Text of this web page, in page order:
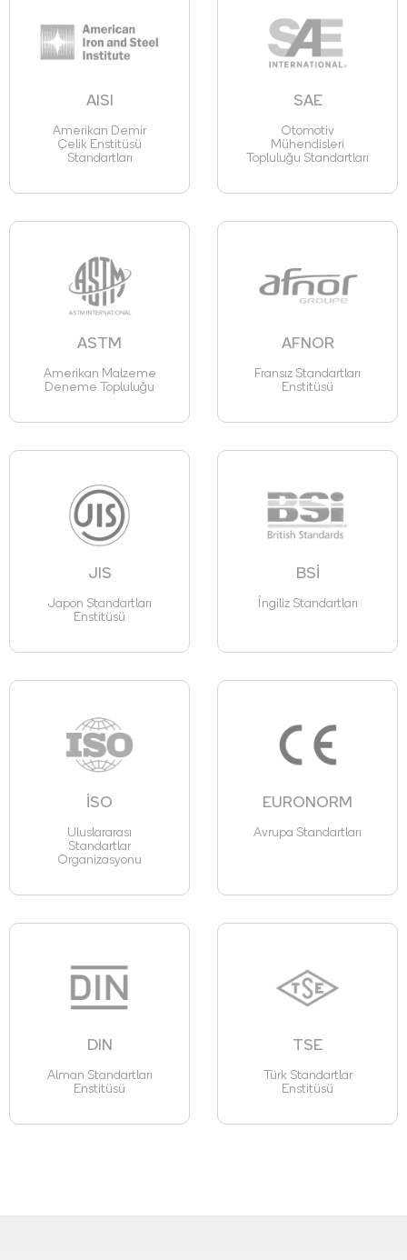
AISI
Amerikan Demir
Çelik Enstitüsü
Standartları
SAE
Otomotiv
Mühendisleri
Topluluğu Standartları
ASTM
Amerikan Malzeme
Deneme Topluluğu
AFNOR
Fransız Standartları
Enstitüsü
JIS
Japon Standartları
Enstitüsü
BSİ
İngiliz Standartları
İSO
Uluslararası
Standartlar
Organizasyonu
EURONORM
Avrupa Standartları
DIN
Alman Standartları
Enstitüsü
TSE
Türk Standartlar
Enstitüsü